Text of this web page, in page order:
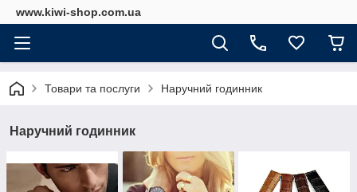
www.kiwi-shop.com.ua
Товари та послуги Наручний годинник
Наручний годинник